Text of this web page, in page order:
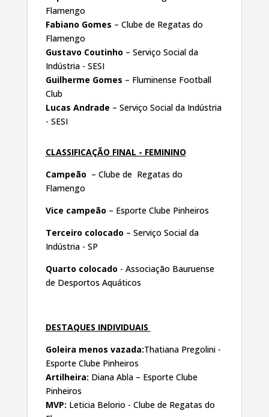
Flamengo
Fabiano Gomes – Clube de Regatas do
Flamengo
Gustavo Coutinho – Serviço Social da
Indústria - SESI
Guilherme Gomes – Fluminense Football
Club
Lucas Andrade – Serviço Social da Indústria
- SESI
CLASSIFICAÇÃO FINAL - FEMININO
Campeão – Clube de Regatas do
Flamengo
Vice campeão – Esporte Clube Pinheiros
Terceiro colocado – Serviço Social da
Indústria - SP
Quarto colocado - Associação Bauruense
de Desportos Aquáticos
DESTAQUES INDIVIDUAIS
Goleira menos vazada:Thatiana Pregolini -
Esporte Clube Pinheiros
Artilheira: Diana Abla – Esporte Clube
Pinheiros
MVP: Leticia Belorio - Clube de Regatas do